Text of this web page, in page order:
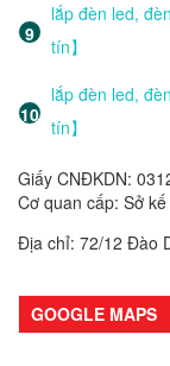
lắp đèn led,
tín】
lắp đèn led,
tín】
Giấy CNĐKDN:
Cơ quan cấp: Sở
Địa chỉ: 72/12 Đào
GOOGLE MAPS